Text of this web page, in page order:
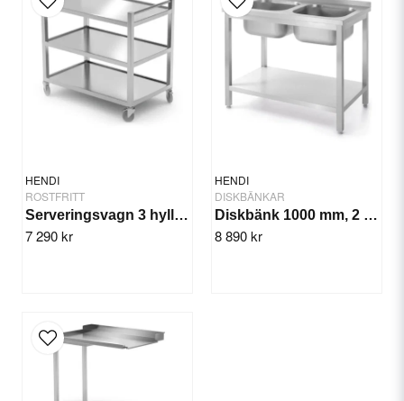
HENDI
ROSTFRITT
Serveringsvagn 3 hyllor 800x500x950 cm
7 290 kr
HENDI
DISKBÄNKAR
Diskbänk 1000 mm, 2 diskhoar
8 890 kr
email
E-postadress
Ja, ni får publicera min fråga